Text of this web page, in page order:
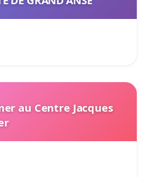
au Centre Jacques